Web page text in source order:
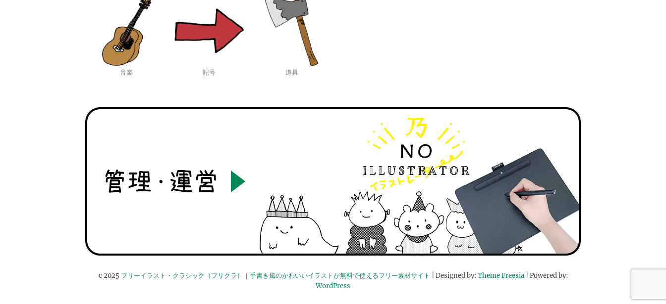
音楽 記号 道具
c 2025 フリーイラスト・クラシック（フリクラ）｜手書き風のかわいいイラストが無料で使えるフリー素材サイト | Designed by: Theme Freesia| Powered by:
WordPress